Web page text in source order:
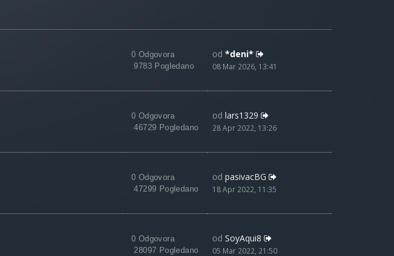
0 Odgovora
9783 Pogledano
od *deni*
08 Mar 2026, 13:41
0 Odgovora
46729 Pogledano
od lars1329
28 Apr 2022, 13:26
0 Odgovora
47299 Pogledano
od pasivacBG
18 Apr 2022, 11:35
0 Odgovora
28097 Pogledano
od SoyAqui8
05 Mar 2022, 21:50